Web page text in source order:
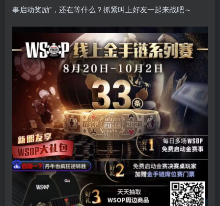
事启动奖励”，还在等什么？抓紧叫上好友一起来战吧～